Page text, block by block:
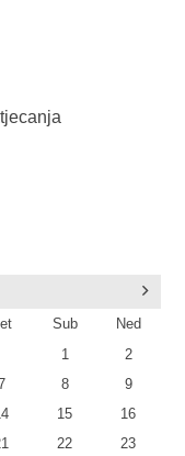
Sub Ned
1
2
7 8
9
15
16
22
23